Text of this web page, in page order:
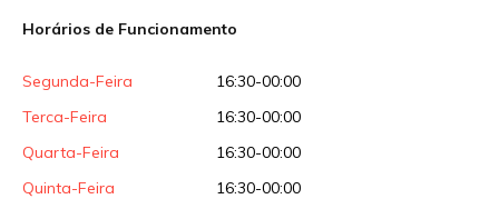
Horários de Funcionamento
Segunda-Feira
16:30-00:00
Terca-Feira
16:30-00:00
Quarta-Feira
16:30-00:00
Quinta-Feira
16:30-00:00